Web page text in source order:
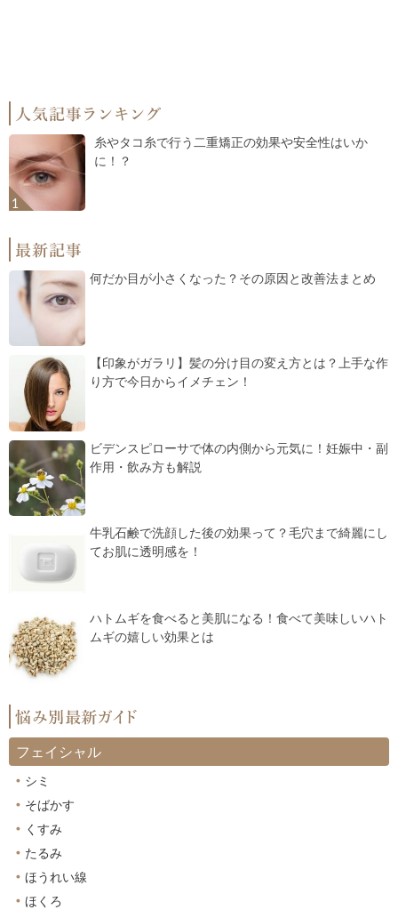
糸やタコ糸で行う二重矯正の効果や安全性はいか
に！？
何だか目が小さくなった？その原因と改善法まとめ
【印象がガラリ】髪の分け目の変え方とは？上手な作
り方で今日からイメチェン！
ビデンスピローサで体の内側から元気に！妊娠中・副
作用・飲み方も解説
牛乳石鹸で洗顔した後の効果って？毛穴まで綺麗にし
てお肌に透明感を！
ハトムギを食べると美肌になる！食べて美味しいハト
ムギの嬉しい効果とは
フェイシャル
シミ
そばかす
くすみ
たるみ
ほうれい線
ほくろ